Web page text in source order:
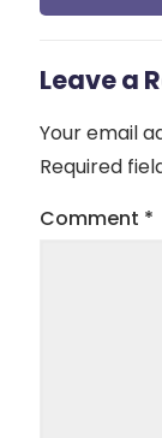
Leave a
Your email
Required
Comment *